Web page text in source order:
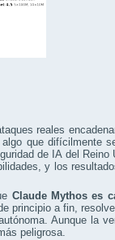
reales
que difícilmente
de IA del Reino
y los
Claude Mythos es
principio a fin,
Aunque la
peligrosa.